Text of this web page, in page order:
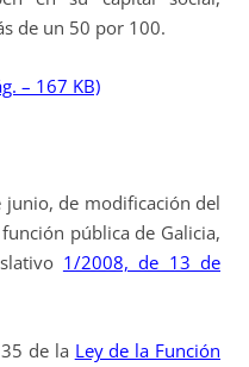
de un 50 por 100.
– 167 KB)
de modificación del
pública de Galicia,
1/2008, de 13 de
de la Ley de la Función